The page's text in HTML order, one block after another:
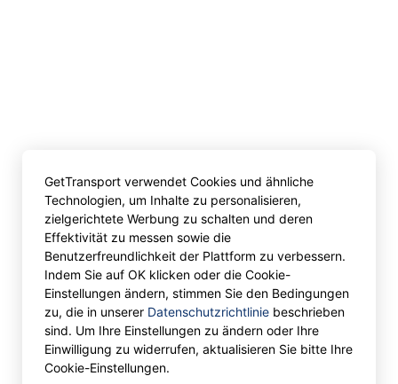
GetTransport verwendet Cookies und ähnliche
Technologien, um Inhalte zu personalisieren,
zielgerichtete Werbung zu schalten und deren
Effektivität zu messen sowie die
Benutzerfreundlichkeit der Plattform zu verbessern.
Indem Sie auf OK klicken oder die Cookie-
Einstellungen ändern, stimmen Sie den Bedingungen
zu, die in unserer Datenschutzrichtlinie beschrieben
sind. Um Ihre Einstellungen zu ändern oder Ihre
Einwilligung zu widerrufen, aktualisieren Sie bitte Ihre
Cookie-Einstellungen.